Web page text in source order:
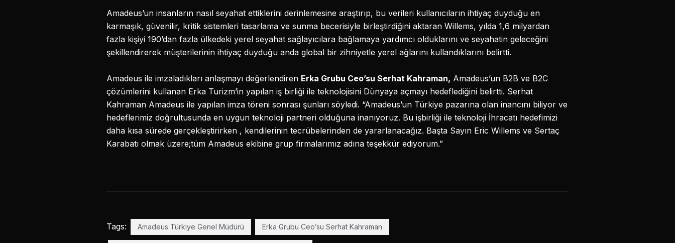
Amadeus’un insanların nasıl seyahat ettiklerini derinlemesine araştırıp, bu verileri kullanıcıların ihtiyaç duyduğu en
karmaşık, güvenilir, kritik sistemleri tasarlama ve sunma becerisiyle birleştirdiğini aktaran Willems, yılda 1,6 milyardan
fazla kişiyi 190’dan fazla ülkedeki yerel seyahat sağlayıcılara bağlamaya yardımcı olduklarını ve seyahatin geleceğini
şekillendirerek müşterilerinin ihtiyaç duyduğu anda global bir zihniyetle yerel ağlarını kullandıklarını belirtti.
Amadeus ile imzaladıkları anlaşmayı değerlendiren Erka Grubu Ceo’su Serhat Kahraman, Amadeus’un B2B ve B2C
çözümlerini kullanan Erka Turizm’in yapılan iş birliği ile teknolojisini Dünyaya açmayı hedeflediğini belirtti. Serhat
Kahraman Amadeus ile yapılan imza töreni sonrası şunları söyledi. “Amadeus’un Türkiye pazarına olan inancını biliyor ve
hedeflerimiz doğrultusunda en uygun teknoloji partneri olduğuna inanıyoruz. Bu işbirliği ile teknoloji İhracatı hedefimizi
daha kısa sürede gerçekleştirirken , kendilerinin tecrübelerinden de yararlanacağız. Başta Sayın Eric Willems ve Sertaç
Karabatı olmak üzere;tüm Amadeus ekibine grup firmalarımız adına teşekkür ediyorum.”
Tags: Amadeus Türkiye Genel Müdürü Erka Grubu Ceo’su Serhat Kahraman